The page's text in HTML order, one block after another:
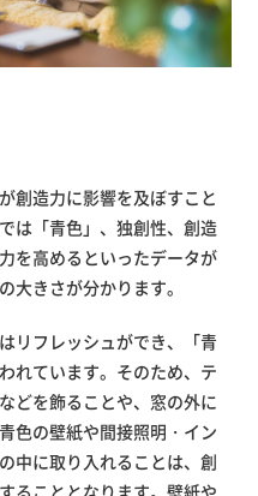
創造力に影響を及ぼすこと
は「青色」、独創性、創造
を高めるといったデータが
大きさが分かります。
リフレッシュができ、「青
れています。そのため、テ
どを飾ることや、窓の外に
色の壁紙や間接照明・イン
中に取り入れることは、創
ることとなります。壁紙や